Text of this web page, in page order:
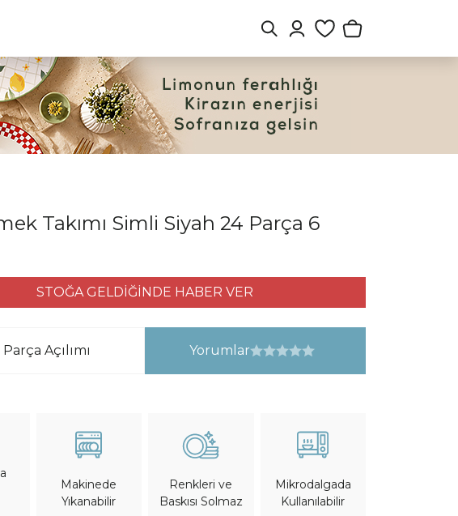
Takımı Simli Siyah 24 Parça 6
STOĞA GELDİĞİNDE HABER VER
Açılımı Yorumlar
Makinede
Yıkanabilir
Renkleri ve
Baskısı Solmaz
Mikrodalgada
Kullanılabilir